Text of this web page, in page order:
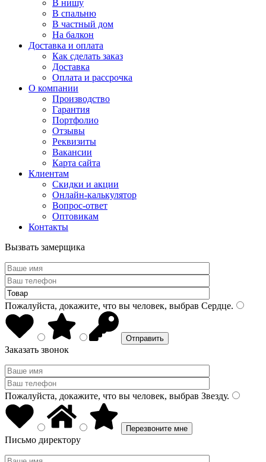
В нишу
В спальню
В частный дом
На балкон
Доставка и оплата
Как сделать заказ
Доставка
Оплата и рассрочка
О компании
Производство
Гарантия
Портфолио
Отзывы
Реквизиты
Вакансии
Карта сайта
Клиентам
Скидки и акции
Онлайн-калькулятор
Вопрос-ответ
Оптовикам
Контакты
Вызвать замерщика
Пожалуйста, докажите, что вы человек, выбрав Сердце.
Заказать звонок
Пожалуйста, докажите, что вы человек, выбрав Звезду.
Письмо директору